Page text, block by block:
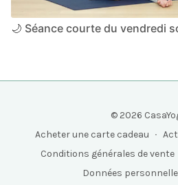
🌙 Séance courte du vendredi
© 2026
Acheter une carte cadeau ∙
Conditions générales de vente
Données